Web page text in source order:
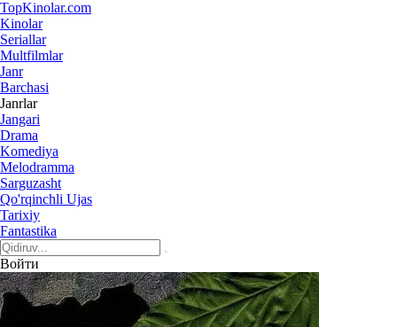
TopKinolar.com
Kinolar
Seriallar
Multfilmlar
Janr
Barchasi
Janrlar
Jangari
Drama
Komediya
Melodramma
Sarguzasht
Qo'rqinchli Ujas
Tarixiy
Fantastika
Войти